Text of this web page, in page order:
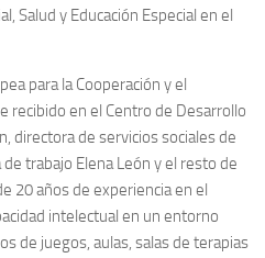
Salud y Educación Especial en el
para la Cooperación y el
recibido en el Centro de Desarrollo
directora de servicios sociales de
trabajo Elena León y el resto de
20 años de experiencia en el
intelectual en un entorno
de juegos, aulas, salas de terapias